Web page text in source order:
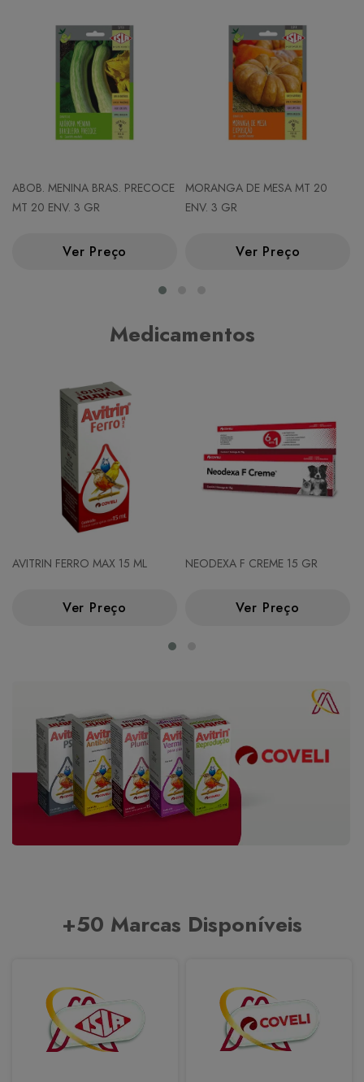
ABOB. MENINA BRAS. PRECOCE
MT 20 ENV. 3 GR
Ver Preço
MORANGA DE MESA MT 20
ENV. 3 GR
Ver Preço
Medicamentos
AVITRIN FERRO MAX 15 ML
Ver Preço
NEODEXA F CREME 15 GR
Ver Preço
+50 Marcas Disponíveis